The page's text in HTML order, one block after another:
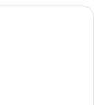
mit einem großen